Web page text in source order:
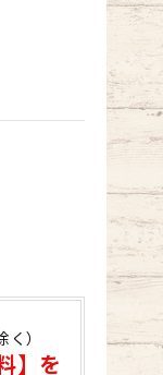
く）
】を